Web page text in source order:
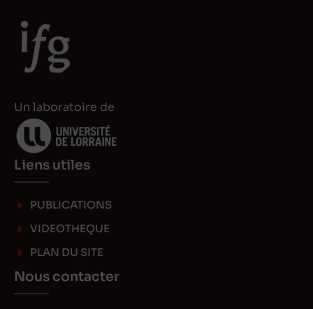
Un laboratoire de
Liens utiles
PUBLICATIONS
VIDEOTHEQUE
PLAN DU SITE
Nous contacter